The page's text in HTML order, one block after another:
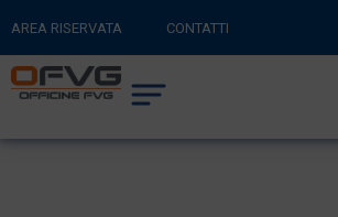
AREA RISERVATA CONTATTI
RITORNA AL SITO PRINCIPALE
CARRELLO